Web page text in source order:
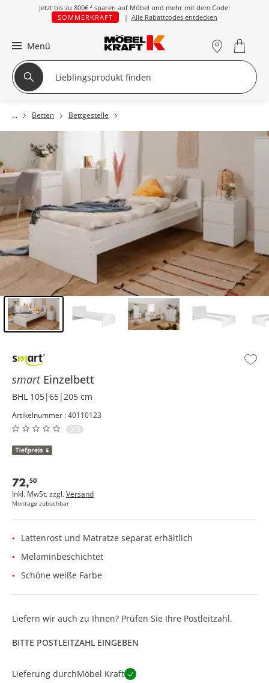
Jetzt bis zu 800€ ² sparen auf Möbel und mehr mit dem Code:
SOMMERKRAFT
| Alle Rabattcodes entdecken
Menü
Betten Bettgestelle
smart Einzelbett
BHL 105|65|205 cm
Artikelnummer : 40110123
0/5
72,50
Inkl. MwSt. zzgl.Versand
Montage zubuchbar
Lattenrost und Matratze separat erhältlich
Melaminbeschichtet
Schöne weiße Farbe
Liefern wir auch zu Ihnen? Prüfen Sie Ihre Postleitzahl.
BITTE POSTLEITZAHL EINGEBEN
Lieferung durchMöbel Kraft